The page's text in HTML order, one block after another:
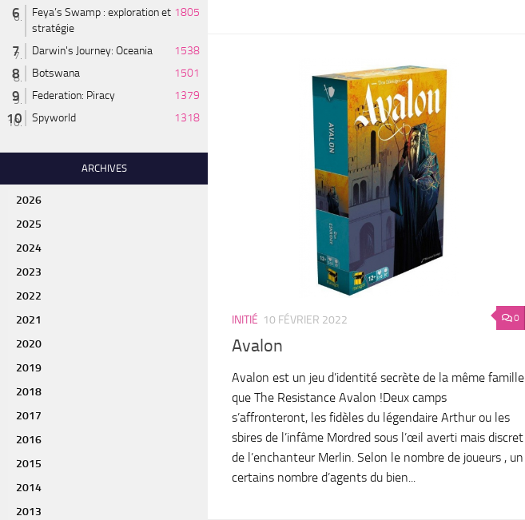
0
INITIÉ 10 FÉVRIER 2022
Avalon
Avalon est un jeu d’identité secrète de la même famille
que The Resistance Avalon !Deux camps
s’affronteront, les fidèles du légendaire Arthur ou les
sbires de l’infâme Mordred sous l’œil averti mais discret
de l’enchanteur Merlin. Selon le nombre de joueurs , un
certains nombre d’agents du bien...
Feya’s Swamp : exploration et
stratégie
1805
Darwin's Journey: Oceania
1538
Botswana
1501
Federation: Piracy
1379
Spyworld
1318
ARCHIVES
2026
2025
2024
2023
2022
2021
2020
2019
2018
2017
2016
2015
2014
2013